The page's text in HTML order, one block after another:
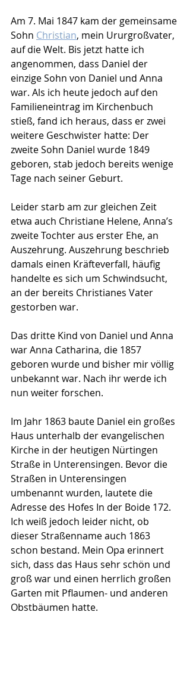
Am 7. Mai 1847 kam der gemeinsame
Sohn Christian, mein Ururgroßvater,
auf die Welt. Bis jetzt hatte ich
angenommen, dass Daniel der
einzige Sohn von Daniel und Anna
war. Als ich heute jedoch auf den
Familieneintrag im Kirchenbuch
stieß, fand ich heraus, dass er zwei
weitere Geschwister hatte: Der
zweite Sohn Daniel wurde 1849
geboren, stab jedoch bereits wenige
Tage nach seiner Geburt.
Leider starb am zur gleichen Zeit
etwa auch Christiane Helene, Anna’s
zweite Tochter aus erster Ehe, an
Auszehrung. Auszehrung beschrieb
damals einen Kräfteverfall, häufig
handelte es sich um Schwindsucht,
an der bereits Christianes Vater
gestorben war.
Das dritte Kind von Daniel und Anna
war Anna Catharina, die 1857
geboren wurde und bisher mir völlig
unbekannt war. Nach ihr werde ich
nun weiter forschen.
Im Jahr 1863 baute Daniel ein großes
Haus unterhalb der evangelischen
Kirche in der heutigen Nürtingen
Straße in Unterensingen. Bevor die
Straßen in Unterensingen
umbenannt wurden, lautete die
Adresse des Hofes In der Boide 172.
Ich weiß jedoch leider nicht, ob
dieser Straßenname auch 1863
schon bestand. Mein Opa erinnert
sich, dass das Haus sehr schön und
groß war und einen herrlich großen
Garten mit Pflaumen- und anderen
Obstbäumen hatte.